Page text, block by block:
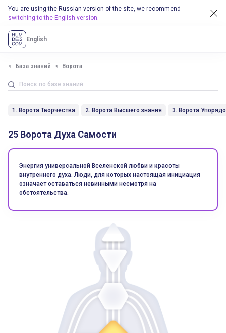
You are using the Russian version of the site, we recommend
switching to the English version.
English
База знаний Ворота
1. Ворота Творчества 2. Ворота Высшего знания 3. Ворота
25 Ворота Духа Самости
Энергия универсальной Вселенской любви и красоты
внутреннего духа. Люди, для которых настоящая инициация
означает оставаться невинными несмотря на
обстоятельства.